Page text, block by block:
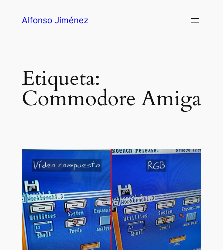
Alfonso Jiménez
Etiqueta:
Commodore Amiga